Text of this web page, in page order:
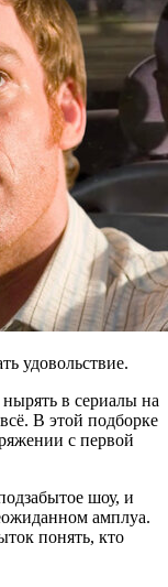
удовольствие.
в сериалы на
В этой подборке
с первой
шоу, и
амплуа.
понять, кто